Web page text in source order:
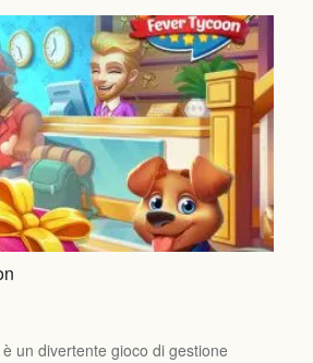
un divertente gioco di gestione